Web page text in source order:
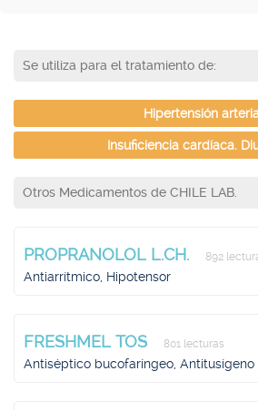
Se utiliza para el tratamiento de:
Hipertensión
Insuficiencia cardíaca.
Otros Medicamentos de CHILE LAB.
PROPRANOLOL L.CH. 892
Antiarrítmico, Hipotensor
FRESHMEL TOS 801 lecturas
Antiséptico bucofaríngeo, Antitusígeno